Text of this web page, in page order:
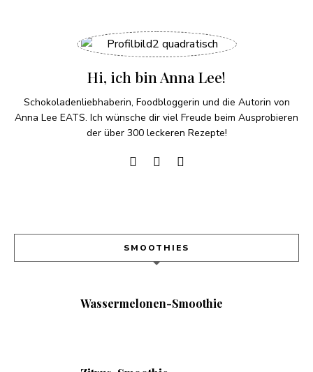
Hi, ich bin Anna Lee!
Schokoladenliebhaberin, Foodbloggerin und die Autorin von
Anna Lee EATS. Ich wünsche dir viel Freude beim Ausprobieren
der über 300 leckeren Rezepte!
SMOOTHIES
Wassermelonen-Smoothie